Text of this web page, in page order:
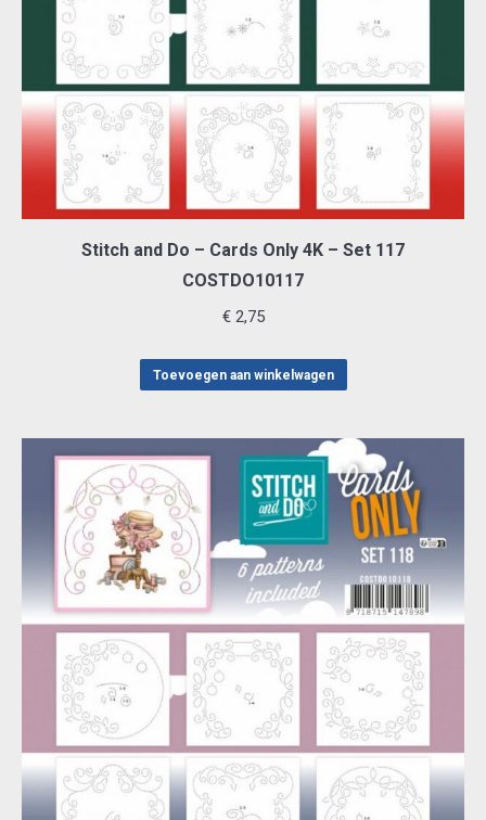
Stitch and Do – Cards Only 4K – Set 117
COSTDO10117
€2,75
Toevoegen aan winkelwagen